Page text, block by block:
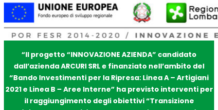
“Il progetto “INNOVAZIONE AZIENDA” candidato
dall’azienda ARCURI SRL e finanziato nell’ambito del
“Bando Investimenti per la Ripresa: Linea A – Artigiani
2021 e Linea B – Aree Interne” ha previsto interventi per
il raggiungimento degli obiettivi “Transizione